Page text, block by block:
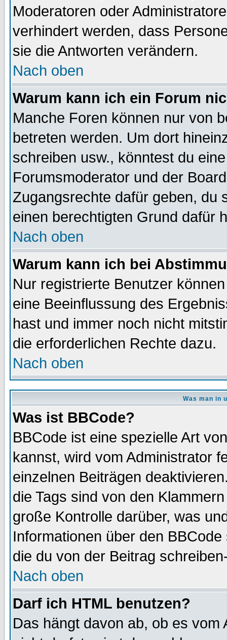
Moderatoren oder
verhindert werden, dass
sie die Antworten verändern.
Nach oben
Warum kann ich ein Forum
Manche Foren können nur von
betreten werden. Um dort
schreiben usw., könntest du
Forumsmoderator und der
Zugangsrechte dafür geben, du
einen berechtigten Grund dafür
Nach oben
Warum kann ich bei
Nur registrierte Benutzer
eine Beeinflussung des
hast und immer noch nicht
die erforderlichen Rechte dazu.
Nach oben
Was man in
Was ist BBCode?
BBCode ist eine spezielle Art
kannst, wird vom Administrator
einzelnen Beiträgen
die Tags sind von den
große Kontrolle darüber, was
Informationen über den
die du von der Beitrag
Nach oben
Darf ich HTML benutzen?
Das hängt davon ab, ob es